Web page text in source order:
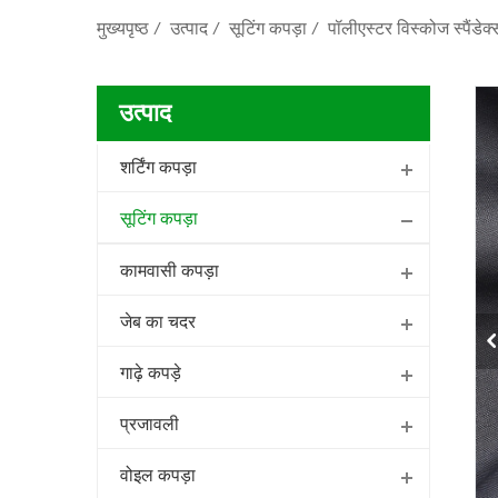
मुख्यपृष्ठ / उत्पाद / सूटिंग कपड़ा / पॉलीएस्टर विस्कोज
उत्पाद
शर्टिंग कपड़ा
सूटिंग कपड़ा
कामवासी कपड़ा
जेब का चदर
गाढ़े कपड़े
प्रजावली
वोइल कपड़ा